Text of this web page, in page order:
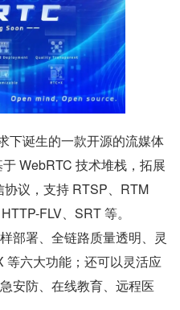
下诞生的一款开源的流媒体
WebRTC 技术堆栈，拓展
议，支持 RTSP、RTM
FLV、SRT 等。
部署、全链路质量透明、灵
等六大功能；还可以灵活应
安防、在线教育、远程医